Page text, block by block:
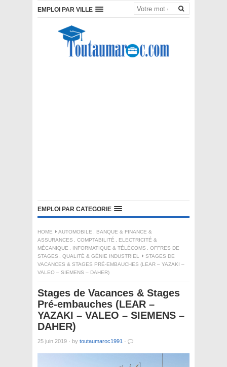
EMPLOI PAR VILLE
EMPLOI PAR CATEGORIE
HOME AUTOMOBILE , BANQUE & FINANCE &
ASSURANCES , COMPTABILITÉ , ELECTRICITÉ &
MÉCANIQUE , INFORMATIQUE & TÉLÉCOMS , OFFRES DE
STAGES , QUALITÉ & GÉNIE INDUSTRIEL
STAGES DE
VACANCES & STAGES PRÉ-EMBAUCHES (LEAR – YAZAKI –
VALEO – SIEMENS – DAHER)
Stages de Vacances & Stages
Pré-embauches (LEAR –
YAZAKI – VALEO – SIEMENS –
DAHER)
25 juin 2019 · by toutaumaroc1991 ·